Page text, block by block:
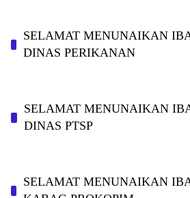
SELAMAT MENUNAIKAN
DINAS PERIKANAN
SELAMAT MENUNAIKAN
DINAS PTSP
SELAMAT MENUNAIKAN